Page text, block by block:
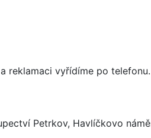
reklamaci vyřídíme po
Petrkov, Havlíčkovo